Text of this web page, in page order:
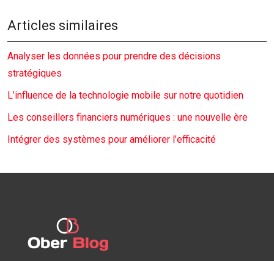
Articles similaires
Analyser les données pour prendre des décisions
stratégiques
L’influence de la technologie mobile sur notre quotidien
Les conseillers financiers numériques : une nouvelle ère
Intégrer des systèmes pour améliorer l’efficacité